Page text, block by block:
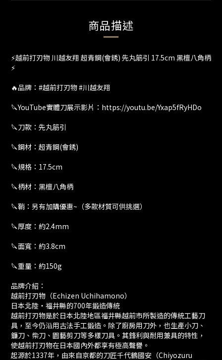
商品描述
⚡️越前打刃物 川越友翔 超青鋼(會銹) 先丸筋引 17.5cm 黑檀八角柄
⚡
🔥品牌：#越前打刃物 #川越友翔
🔪YouTube實體刀展示影片：https://youtu.be/Yxap5fRyHDo
🔪刀款：先丸筋引
🔪鋼材：超青鋼(會銹)
🔪規格：17.5cm
🔪柄材：黑檀八角柄
🔪鞘：另有加購優惠~（多款材質可供挑選）
🔪厚度：約2.4mm
🔪面寬：約3.8cm
🔪重量：約150g
品牌介紹：
越前打刃物（Echizen Uchihamono）
日本北陸・福井縣的700年鍛造傳統
越前打刃物是於日本北陸地區福井縣越前市所製造的傳統工藝刀
具，至今仍沿用古法手工鍛造。除了廚房用刀外，也生產小刀、
鐮刀、柴刀、園藝剪刀等多樣刀具。其鋒利與耐用兼具的特性，
使越前打刃物在日本國內外都享有極高聲譽。
起源於1337年，由來自京都的刀匠千代鶴國安（Chiyozuru